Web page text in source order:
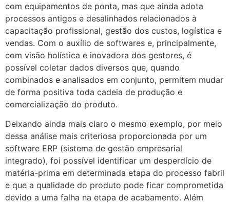
com equipamentos de ponta, mas que ainda adota
processos antigos e desalinhados relacionados à
capacitação profissional, gestão dos custos, logística e
vendas. Com o auxílio de softwares e, principalmente,
com visão holística e inovadora dos gestores, é
possível coletar dados diversos que, quando
combinados e analisados em conjunto, permitem mudar
de forma positiva toda cadeia de produção e
comercialização do produto.
Deixando ainda mais claro o mesmo exemplo, por meio
dessa análise mais criteriosa proporcionada por um
software ERP (sistema de gestão empresarial
integrado), foi possível identificar um desperdício de
matéria-prima em determinada etapa do processo fabril
e que a qualidade do produto pode ficar comprometida
devido a uma falha na etapa de acabamento. Além